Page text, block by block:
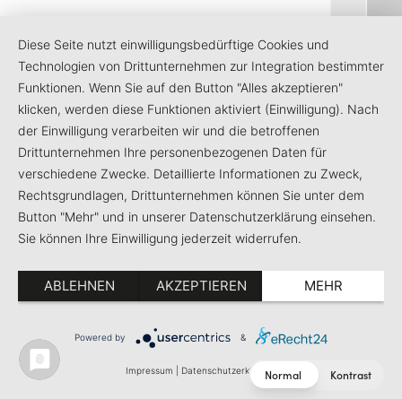
5
Normal Kontrast
Diese Seite nutzt einwilligungsbedürftige Cookies und
Technologien von Drittunternehmen zur Integration bestimmter
Funktionen. Wenn Sie auf den Button "Alles akzeptieren"
klicken, werden diese Funktionen aktiviert (Einwilligung). Nach
der Einwilligung verarbeiten wir und die betroffenen
Drittunternehmen Ihre personenbezogenen Daten für
verschiedene Zwecke. Detaillierte Informationen zu Zweck,
Rechtsgrundlagen, Drittunternehmen können Sie unter dem
Button "Mehr" und in unserer Datenschutzerklärung einsehen.
Sie können Ihre Einwilligung jederzeit widerrufen.
ABLEHNEN AKZEPTIEREN MEHR
Powered by &
Impressum Datenschutzerklärung